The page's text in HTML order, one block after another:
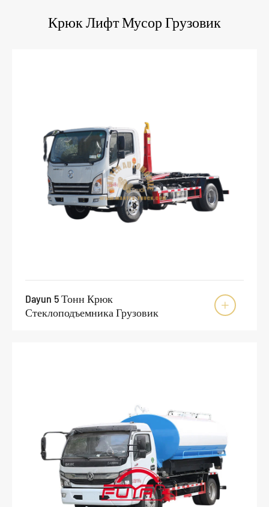
Крюк Лифт Мусор Грузовик
Dayun 5 Тонн Крюк
Стеклоподъемника Грузовик
